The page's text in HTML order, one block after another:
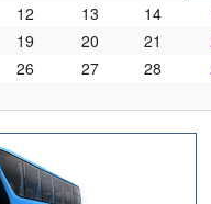
12 13 14
19 20 21
26 27 28